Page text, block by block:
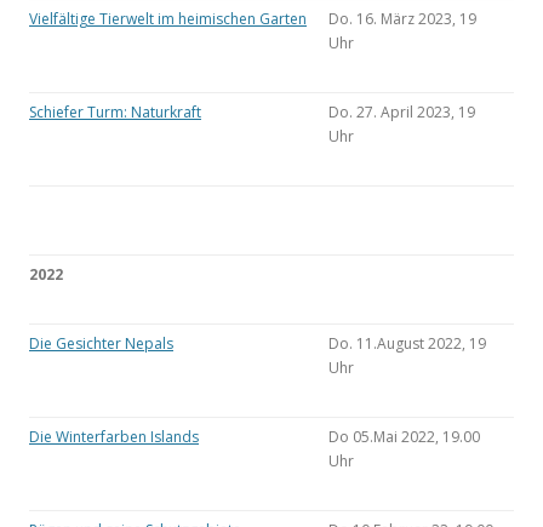
Vielfältige Tierwelt im heimischen Garten
Do. 16. März 2023, 19
Uhr
Schiefer Turm: Naturkraft
Do. 27. April 2023, 19
Uhr
2022
Die Gesichter Nepals
Do. 11.August 2022, 19
Uhr
Die Winterfarben Islands
Do 05.Mai 2022, 19.00
Uhr